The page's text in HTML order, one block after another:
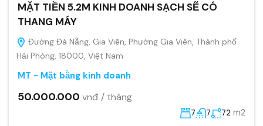
MẶT TIỀN 5.2M KINH DOANH SẠCH SẼ CÓ
THANG MÁY
Đường Đà Nẵng, Gia Viên, Phường Gia Viên, Thành phố
Hải Phòng, 18000, Việt Nam
MT - Mặt bằng kinh doanh
50.000.000 vnđ / tháng
7 7 72 m2